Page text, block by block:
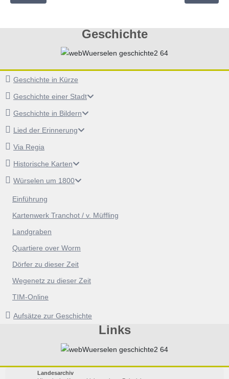
Geschichte
Geschichte in Kürze
Geschichte einer Stadt
Geschichte in Bildern
Lied der Erinnerung
Via Regia
Historische Karten
Würselen um 1800
Einführung
Kartenwerk Tranchot / v. Müffling
Landgraben
Quartiere over Worm
Dörfer zu dieser Zeit
Wegenetz zu dieser Zeit
TIM-Online
Aufsätze zur Geschichte
Links
Landesarchiv